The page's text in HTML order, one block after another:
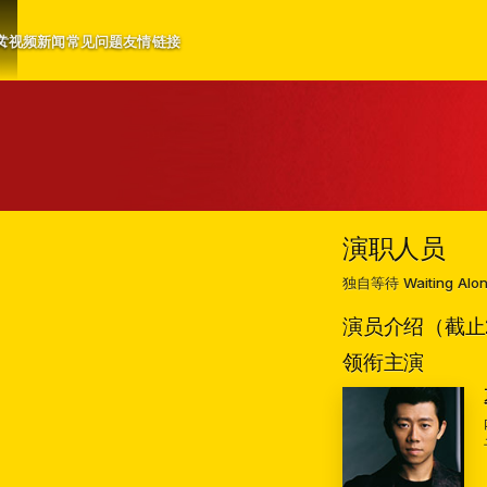
视频新闻常见问题友情链接
演职人员
独自等待 Waiting
演员介绍（截
领衔主演